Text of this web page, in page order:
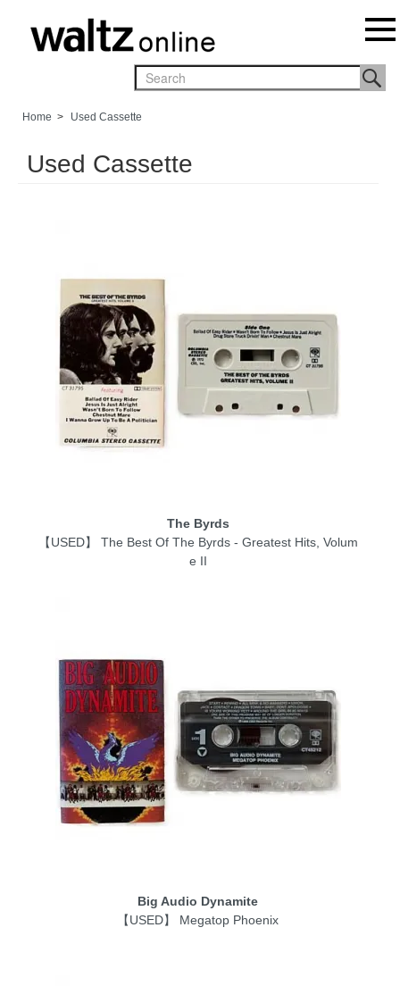
Home > Used Cassette
Used Cassette
The Byrds
【USED】 The Best Of The Byrds - Greatest Hits, Volum
e II
Big Audio Dynamite
【USED】 Megatop Phoenix